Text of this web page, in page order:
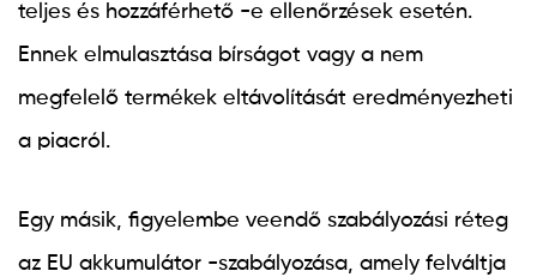
teljes és hozzáférhető -e ellenőrzések esetén.
Ennek elmulasztása bírságot vagy a nem
megfelelő termékek eltávolítását eredményezheti
a piacról.
Egy másik, figyelembe veendő szabályozási réteg
az EU akkumulátor -szabályozása, amely felváltja